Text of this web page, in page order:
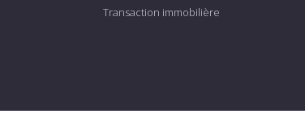
Transaction immobilière